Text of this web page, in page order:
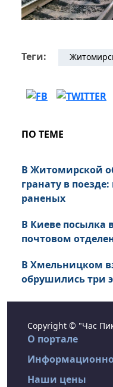
Теги:
ПО ТЕМЕ
В Житомирской
гранату в
раненых
В Киеве посылка
почтовом
В Хмельницком
обрушились три
Copyright © "Час
О портале
Наши цены